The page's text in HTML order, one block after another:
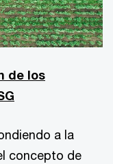
de los
a la
concepto de